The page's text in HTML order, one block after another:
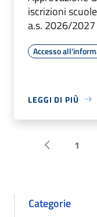
iscrizioni
a.s. 2026/2027
Accesso
LEGGI DI PIÙ
Pagina 1
Categorie